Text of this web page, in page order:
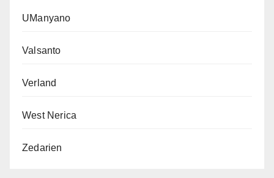
UManyano
Valsanto
Verland
West Nerica
Zedarien